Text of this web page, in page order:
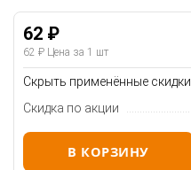
62 ₽
62 ₽ Цена за 1 шт
Скрыть применённые скидки
Скидка по акции
В КОРЗИНУ